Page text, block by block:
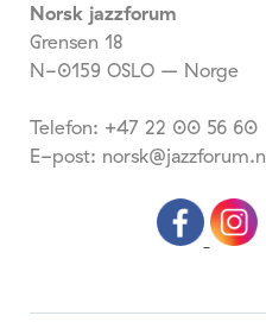
Norsk jazzforum
Grensen 18
N-0159 OSLO – Norge
Telefon: +47 22 00 56 60
E-post: